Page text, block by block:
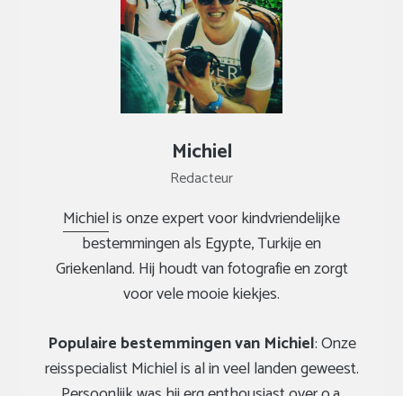
Michiel
Redacteur
Michielis onze expert voor kindvriendelijke
bestemmingen als Egypte, Turkije en
Griekenland. Hij houdt van fotografie en zorgt
voor vele mooie kiekjes.
Populaire bestemmingen van Michiel: Onze
reisspecialist Michiel is al in veel landen geweest.